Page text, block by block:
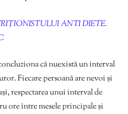
ANTI DIETE.
că nuexistă un interval
Fiecare persoană are nevoi și
respectarea unui interval de
ore între mesele principale și